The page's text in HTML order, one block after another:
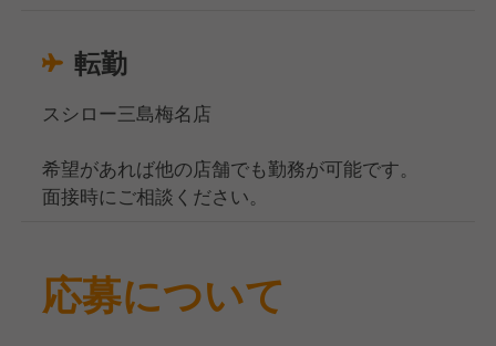
転勤
スシロー三島梅名店
希望があれば他の店舗でも勤務が可能です。
面接時にご相談ください。
応募について